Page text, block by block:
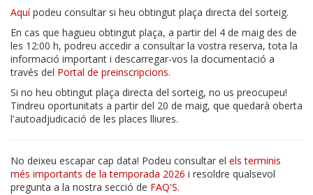
Aquípodeu consultar si heu obtingut plaça directa del sorteig.
En cas que hagueu obtingut plaça, a partir del 4 de maig des de
les 12:00 h, podreu accedir a consultar la vostra reserva, tota la
informació important i descarregar-vos la documentació a
través del Portal de preinscripcions.
Si no heu obtingut plaça directa del sorteig, no us preocupeu!
Tindreu oportunitats a partir del 20 de maig, que quedarà oberta
l'autoadjudicació de les places lliures.
No deixeu escapar cap data! Podeu consultar el els terminis
més importants de la temporada 2026 i resoldre qualsevol
pregunta a la nostra secció de FAQ'S.